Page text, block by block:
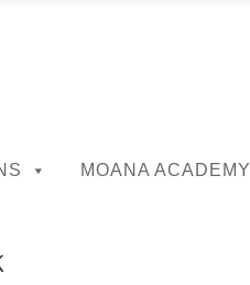
MOANA ACADEMY